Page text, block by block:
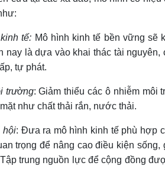
tế: Mô hình kinh tế bền vững sẽ
nay là dựa vào khai thác tài nguyên,
tự phát.
trường: Giảm thiểu các ô nhiễm môi
như chất thải rắn, nước thải.
hội: Đưa ra mô hình kinh tế phù hợp
trọng để nâng cao điều kiện sống,
trung nguồn lực để cộng đồng